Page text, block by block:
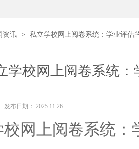
资讯 > 私立学校网上阅卷系统：学业评估
学校网上阅卷系统
发布日期： 2025.11.26
校网上阅卷系统：